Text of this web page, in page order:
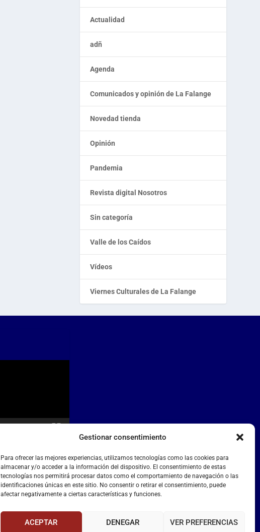
Gestionar consentimiento
Para ofrecer las mejores experiencias, utilizamos tecnologías como las cookies para
almacenar y/o acceder a la información del dispositivo. El consentimiento de estas
tecnologías nos permitirá procesar datos como el comportamiento de navegación o las
identificaciones únicas en este sitio. No consentir o retirar el consentimiento, puede
afectar negativamente a ciertas características y funciones.
ACEPTAR DENEGAR VER PREFERENCIAS
Actualidad
adñ
Agenda
Comunicados y opinión de La Falange
Novedad tienda
Opinión
Pandemia
Revista digital Nosotros
Sin categoría
Valle de los Caídos
Vídeos
Viernes Culturales de La Falange